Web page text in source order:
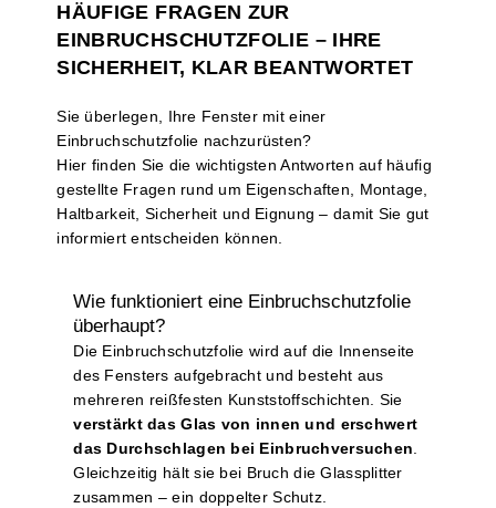
HÄUFIGE FRAGEN ZUR
EINBRUCHSCHUTZFOLIE – IHRE
SICHERHEIT, KLAR BEANTWORTET
Sie überlegen, Ihre Fenster mit einer
Einbruchschutzfolie nachzurüsten?
Hier finden Sie die wichtigsten Antworten auf häufig
gestellte Fragen rund um Eigenschaften, Montage,
Haltbarkeit, Sicherheit und Eignung – damit Sie gut
informiert entscheiden können.
Wie funktioniert eine Einbruchschutzfolie
überhaupt?
Die Einbruchschutzfolie wird auf die Innenseite
des Fensters aufgebracht und besteht aus
mehreren reißfesten Kunststoffschichten. Sie
verstärkt das Glas von innen und erschwert
das Durchschlagen bei Einbruchversuchen.
Gleichzeitig hält sie bei Bruch die Glassplitter
zusammen – ein doppelter Schutz.